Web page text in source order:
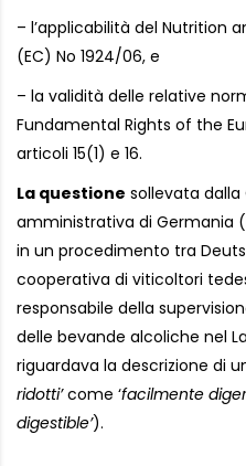
– l’applicabilità del Nutrition
(EC) No 1924/06, e
– la validità delle relative
Fundamental Rights of the
articoli 15(1) e 16.
La questione sollevata
amministrativa di Germania
in un procedimento tra
cooperativa di viticoltori
responsabile della
delle bevande alcoliche nel
riguardava la descrizione di
ridotti’come ‘facilmente
digestible’).